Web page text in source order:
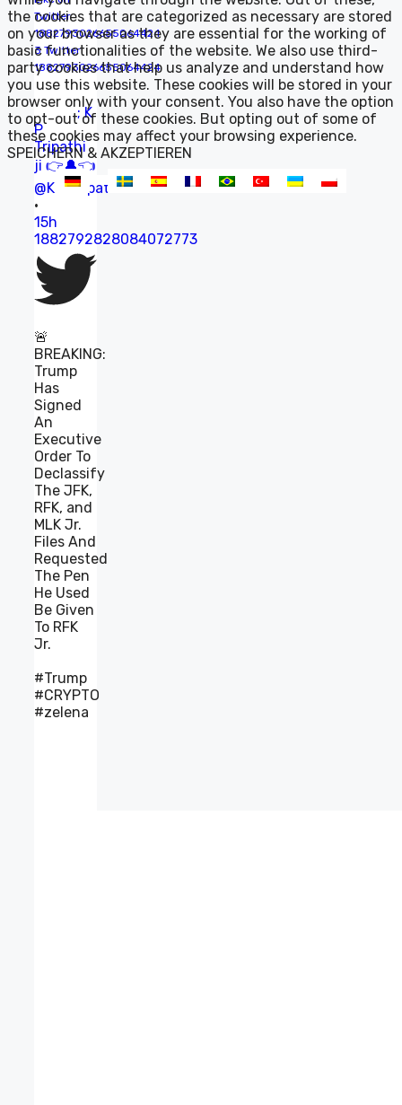
Twitter
1882793026655064424
3 Twitter
1882793026655064424
;K
P
Tripathi
ji 👉🔔👈
@Kamlapatitri
·
15h
1882792828084072773
🚨
BREAKING:
Trump
Has
Signed
An
Executive
Order To
Declassify
The JFK,
RFK, and
MLK Jr.
Files And
Requested
The Pen
He Used
Be Given
To RFK
Jr.
#Trump
#CRYPTO
#zelena
the cookies that are categorized as necessary are stored
on your browser as they are essential for the working of
basic functionalities of the website. We also use third-
party cookies that help us analyze and understand how
you use this website. These cookies will be stored in your
browser only with your consent. You also have the option
to opt-out of these cookies. But opting out of some of
these cookies may affect your browsing experience.
SPEICHERN & AKZEPTIEREN